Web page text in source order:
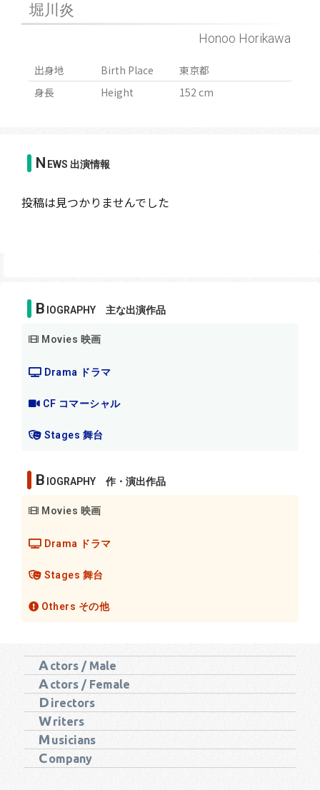
堀川炎
Honoo Horikawa
出身地 Birth Place
東京都
身長
Height 152 cm
N EWS 出演情報
投稿は見つかりませんでした
B IOGRAPHY 主な出演作品
Movies 映画
Drama ドラマ
CF コマーシャル
Stages 舞台
B IOGRAPHY 作・演出作品
Movies 映画
Drama ドラマ
Stages 舞台
Others その他
A ctors / Male
A ctors / Female
D irectors
Writers
M usicians
Company